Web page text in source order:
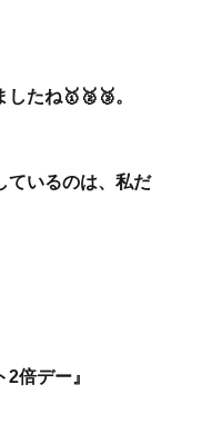
たね🥇🥈🥉。
ているのは、私だ
倍デー』